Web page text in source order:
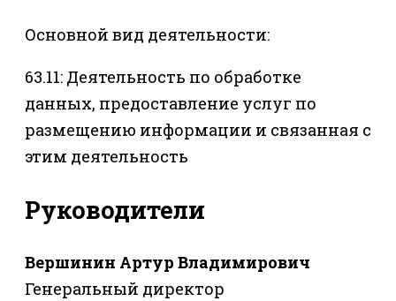
Основной вид деятельности:
63.11: Деятельность по обработке
данных, предоставление услуг по
размещению информации и связанная с
этим деятельность
Руководители
Вершинин Артур Владимирович
Генеральный директор